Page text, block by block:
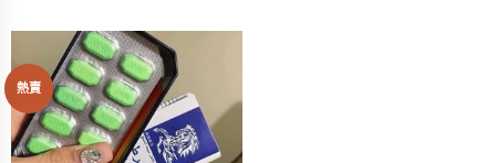
熱賣